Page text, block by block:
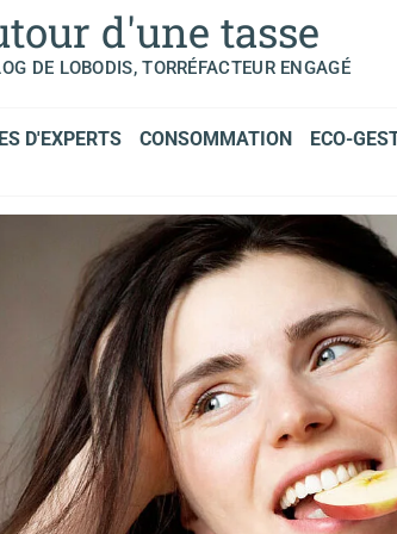
d'une tasse
DE LOBODIS, TORRÉFACTEUR ENGAGÉ
D'EXPERTS CONSOMMATION ECO-